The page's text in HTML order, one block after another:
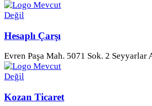
Hesaplı Çarşı
Evren Paşa Mah. 5071 Sok. 2 Seyyarlar
Kozan Ticaret